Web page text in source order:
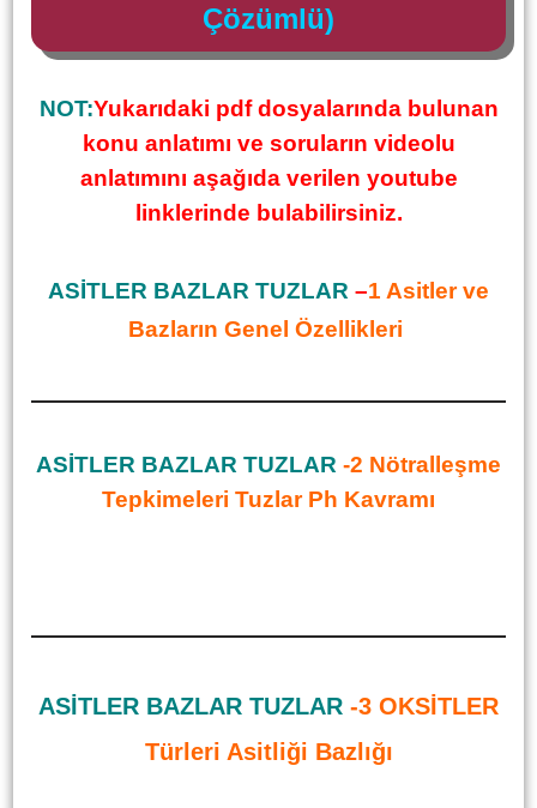
Çözümlü)
NOT:Yukarıdaki pdf dosyalarında bulunan
konu anlatımı ve soruların videolu
anlatımını aşağıda verilen youtube
linklerinde bulabilirsiniz.
ASİTLER BAZLAR TUZLAR –1 Asitler ve
Bazların Genel Özellikleri
ASİTLER BAZLAR TUZLAR -2 Nötralleşme
Tepkimeleri Tuzlar Ph Kavramı
ASİTLER BAZLAR TUZLAR -3 OKSİTLER
Türleri Asitliği Bazlığı